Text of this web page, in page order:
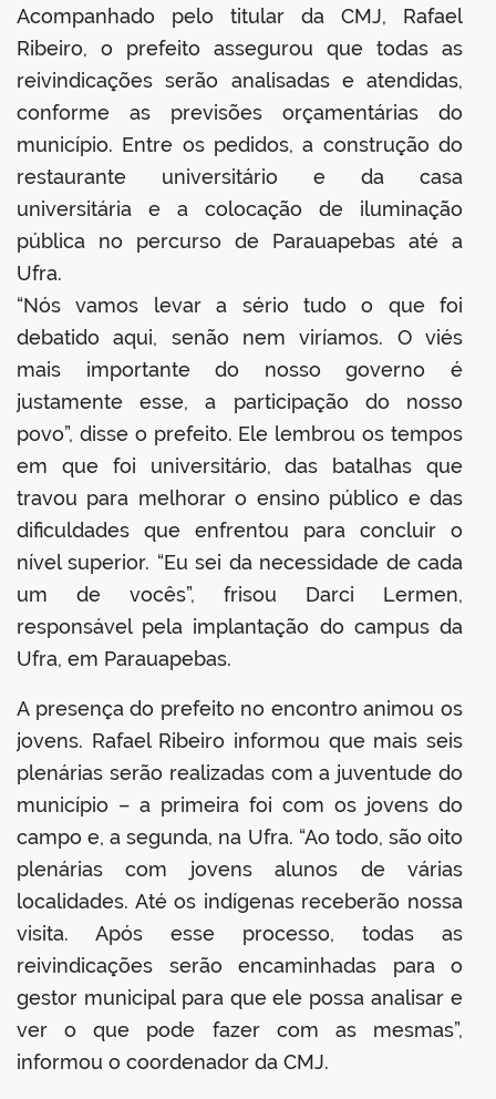
Acompanhado pelo titular da CMJ, Rafael
Ribeiro, o prefeito assegurou que todas as
reivindicações serão analisadas e atendidas,
conforme as previsões orçamentárias do
município. Entre os pedidos, a construção do
restaurante universitário e da casa
universitária e a colocação de iluminação
pública no percurso de Parauapebas até a
Ufra.
“Nós vamos levar a sério tudo o que foi
debatido aqui, senão nem viríamos. O viés
mais importante do nosso governo é
justamente esse, a participação do nosso
povo”, disse o prefeito. Ele lembrou os tempos
em que foi universitário, das batalhas que
travou para melhorar o ensino público e das
dificuldades que enfrentou para concluir o
nível superior. “Eu sei da necessidade de cada
um de vocês”, frisou Darci Lermen,
responsável pela implantação do campus da
Ufra, em Parauapebas.
A presença do prefeito no encontro animou os
jovens. Rafael Ribeiro informou que mais seis
plenárias serão realizadas com a juventude do
município – a primeira foi com os jovens do
campo e, a segunda, na Ufra. “Ao todo, são oito
plenárias com jovens alunos de várias
localidades. Até os indígenas receberão nossa
visita. Após esse processo, todas as
reivindicações serão encaminhadas para o
gestor municipal para que ele possa analisar e
ver o que pode fazer com as mesmas”,
informou o coordenador da CMJ.